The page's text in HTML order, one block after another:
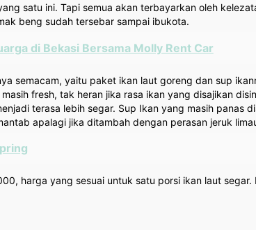
satu ini. Tapi semua akan terbayarkan oleh
beng sudah tersebar sampai ibukota.
di Bekasi Bersama Molly Rent Car
semacam, yaitu paket ikan laut goreng dan sup
fresh, tak heran jika rasa ikan yang disajikan
terasa lebih segar. Sup Ikan yang masih
apalagi jika ditambah dengan perasan jeruk
harga yang sesuai untuk satu porsi ikan laut